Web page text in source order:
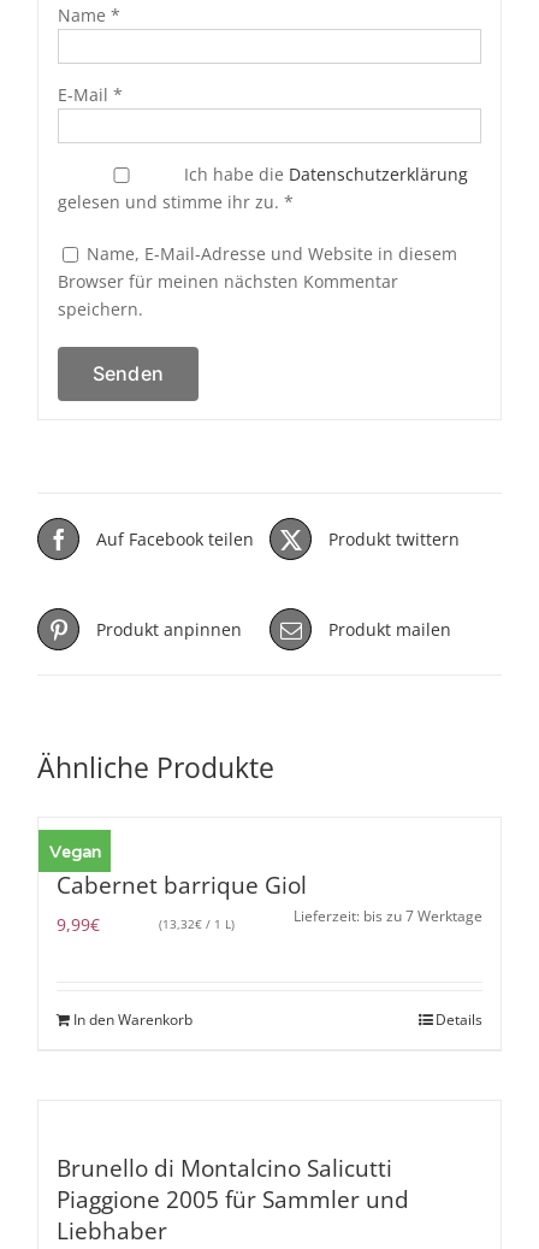
Name *
E-Mail *
Ich habe die Datenschutzerklärung
gelesen und stimme ihr zu. *
Name, E-Mail-Adresse und Website in diesem
Browser für meinen nächsten Kommentar
speichern.
Auf Facebook teilen Produkt twittern
Produkt anpinnen Produkt mailen
Ähnliche Produkte
Vegan
Cabernet barrique Giol
9,99€ (13,32€ / 1 L) Lieferzeit: bis zu 7 Werktage
In den Warenkorb Details
Brunello di Montalcino Salicutti
Piaggione 2005 für Sammler und
Liebhaber